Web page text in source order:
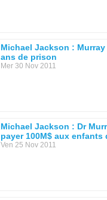
Michael Jackson :
ans de prison
Mer 30 Nov 2011
Michael Jackson : Dr
payer 100M$ aux enfants
Ven 25 Nov 2011